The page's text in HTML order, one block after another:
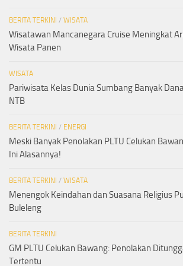
BERITA TERKINI / WISATA
Wisatawan Mancanegara Cruise Meningkat
Wisata Panen
WISATA
Pariwisata Kelas Dunia Sumbang Banyak
NTB
BERITA TERKINI / ENERGI
Meski Banyak Penolakan PLTU Celukan
Ini Alasannya!
BERITA TERKINI / WISATA
Menengok Keindahan dan Suasana Religius
Buleleng
BERITA TERKINI
GM PLTU Celukan Bawang: Penolakan
Tertentu